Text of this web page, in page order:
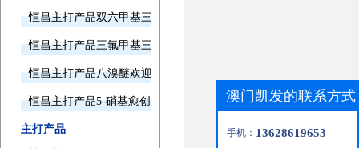
恒昌主打产品双六甲基三胺欢迎询价
恒昌主打产品三氟甲基三甲基硅烷欢迎询价
恒昌主打产品八溴醚欢迎询价
恒昌主打产品5-硝基愈创木酚钠欢迎询价
主打产品
澳门凯发的联系方式
手机： 13628619653